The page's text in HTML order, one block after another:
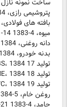
ساخت نمونه نازل